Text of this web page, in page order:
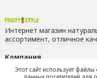
с косточкой 500 мл